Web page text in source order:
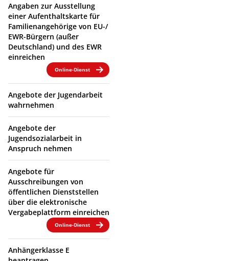
Angaben zur Ausstellung
einer Aufenthaltskarte für
Familienangehörige von EU-/
EWR-Bürgern (außer
Deutschland) und des EWR
einreichen
Online-Dienst
Angebote der Jugendarbeit
wahrnehmen
Angebote der
Jugendsozialarbeit in
Anspruch nehmen
Angebote für
Ausschreibungen von
öffentlichen Dienststellen
über die elektronische
Vergabeplattform einreichen
Online-Dienst
Anhängerklasse E